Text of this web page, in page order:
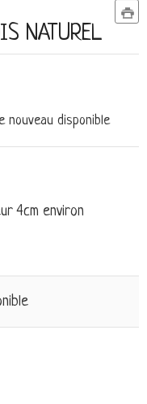
NATUREL
nouveau disponible
4cm environ